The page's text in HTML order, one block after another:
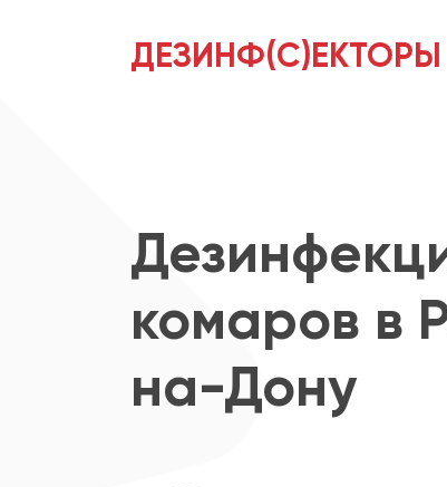
ДЕЗИНФ(С)ЕКТОРЫ
комаров в
на-Дону